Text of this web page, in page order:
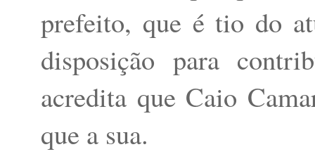
prefeito, que é tio do
disposição para
acredita que Caio
que a sua.